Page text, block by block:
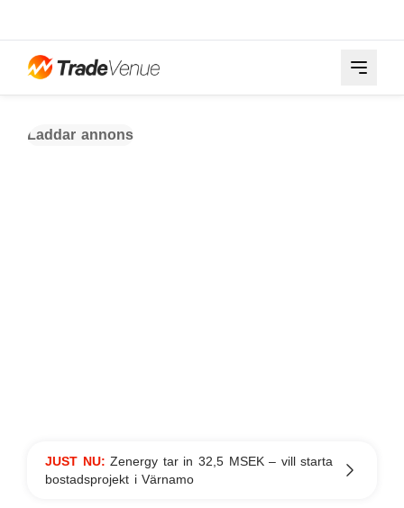
Laddar annons
JUST NU:Zenergy tar in 32,5 MSEK – vill starta
bostadsprojekt i Värnamo